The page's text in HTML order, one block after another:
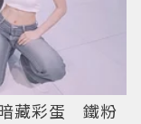
藏彩蛋 鐵粉